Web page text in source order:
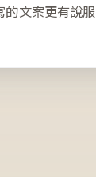
的文案更有說服